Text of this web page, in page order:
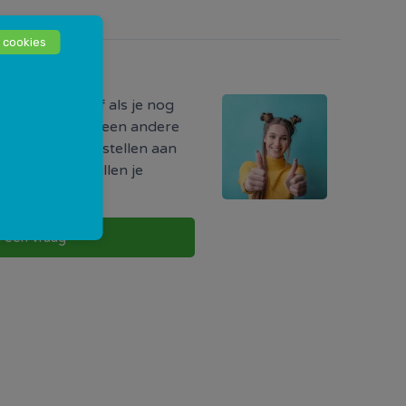
hebt of als je nog
iets, of als je een andere
vraag direct stellen aan
buurt. Zij zullen je
een vraag